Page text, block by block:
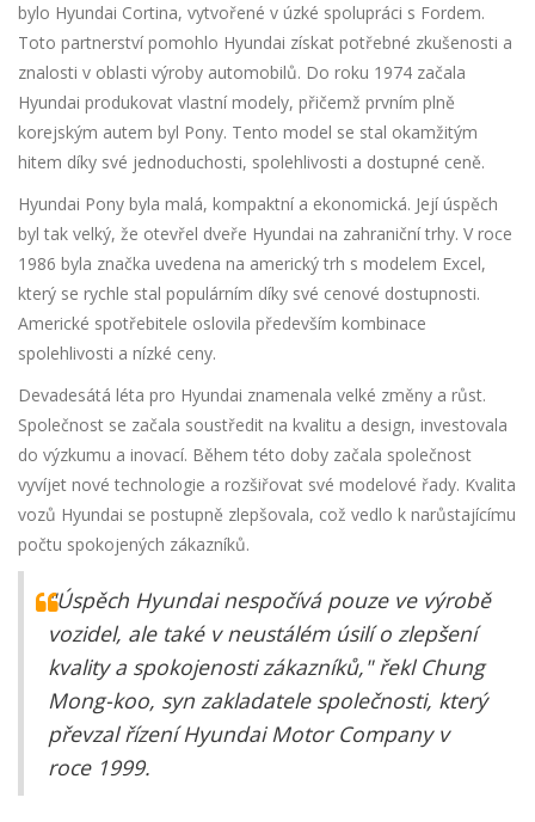
bylo Hyundai Cortina, vytvořené v úzké spolupráci s Fordem.
Toto partnerství pomohlo Hyundai získat potřebné zkušenosti a
znalosti v oblasti výroby automobilů. Do roku 1974 začala
Hyundai produkovat vlastní modely, přičemž prvním plně
korejským autem byl Pony. Tento model se stal okamžitým
hitem díky své jednoduchosti, spolehlivosti a dostupné ceně.
Hyundai Pony byla malá, kompaktní a ekonomická. Její úspěch
byl tak velký, že otevřel dveře Hyundai na zahraniční trhy. V roce
1986 byla značka uvedena na americký trh s modelem Excel,
který se rychle stal populárním díky své cenové dostupnosti.
Americké spotřebitele oslovila především kombinace
spolehlivosti a nízké ceny.
Devadesátá léta pro Hyundai znamenala velké změny a růst.
Společnost se začala soustředit na kvalitu a design, investovala
do výzkumu a inovací. Během této doby začala společnost
vyvíjet nové technologie a rozšiřovat své modelové řady. Kvalita
vozů Hyundai se postupně zlepšovala, což vedlo k narůstajícímu
počtu spokojených zákazníků.
"Úspěch Hyundai nespočívá pouze ve výrobě
vozidel, ale také v neustálém úsilí o zlepšení
kvality a spokojenosti zákazníků," řekl Chung
Mong-koo, syn zakladatele společnosti, který
převzal řízení Hyundai Motor Company v
roce 1999.